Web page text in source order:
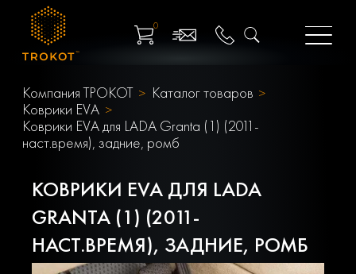
0
Компания ТРОКОТ
Каталог товаров
Коврики EVA
Коврики EVA для LADA Granta (1) (2011-
наст.время), задние, ромб
КОВРИКИ EVA ДЛЯ LADA
GRANTA (1) (2011-
НАСТ.ВРЕМЯ), ЗАДНИЕ, РОМБ